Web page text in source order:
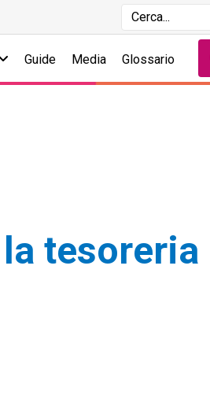
Guide Media Glossario
tesoreria